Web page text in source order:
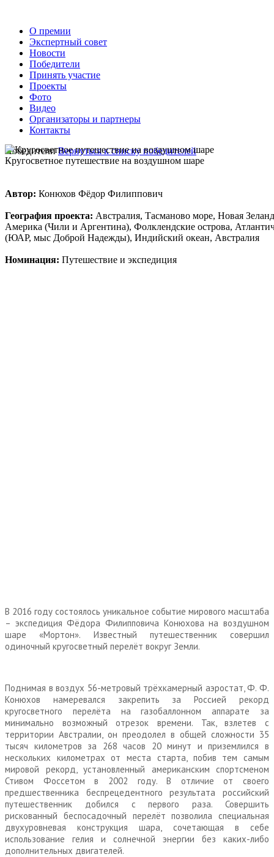
О премии
Экспертный совет
Новости
Победители
Принять участие
Проекты
Фото
Видео
Организаторы и партнеры
Контакты
ПобедителиВернуться к списку победителей
Кругосветное путешествие на воздушном шаре
Автор: Конюхов Фёдор Филиппович
География проекта: Австралия, Тасманово море, Новая
Америка (Чили и Аргентина), Фолклендские острова,
(ЮАР, мыс Доброй Надежды), Индийский океан, Австралия
Номинация: Путешествие и экспедиция
В 2016 году состоялось уникальное событие мирового масштаба
– экспедиция Фёдора Филипповича Конюхова на воздушном
шаре «Мортон». Известный путешественник совершил
одиночный кругосветный перелёт вокруг Земли.
Поднимая в воздух 56-метровый трёхкамерный аэростат, Ф. Ф.
Конюхов намеревался закрепить за Россией рекорд
кругосветного перелёта на газобаллонном аппарате за
минимально возможный отрезок времени. Так, взлетев с
территории Австралии, он преодолел в общей сложности 35
тысяч километров за 268 часов 20 минут и приземлился в
нескольких километрах от места старта, побив тем самым
мировой рекорд, установленный американским спортсменом
Стивом Фоссетом в 2002 году. В отличие от своего
предшественника беспрецедентного результата российский
путешественник добился с первого раза. Совершить
рискованный беспосадочный перелёт позволила специальная
двухуровневая конструкция шара, сочетающая в себе
использование гелия и солнечной энергии без каких-либо
дополнительных двигателей.